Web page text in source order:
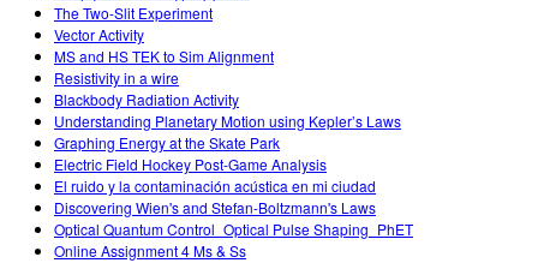
The Two-Slit Experiment
Vector Activity
MS and HS TEK to Sim Alignment
Resistivity in a wire
Blackbody Radiation Activity
Understanding Planetary Motion using Kepler’s Laws
Graphing Energy at the Skate Park
Electric Field Hockey Post-Game Analysis
El ruido y la contaminación acústica en mi ciudad
Discovering Wien's and Stefan-Boltzmann's Laws
Optical Quantum Control_Optical Pulse Shaping_PhET
Online Assignment 4 Ms & Ss